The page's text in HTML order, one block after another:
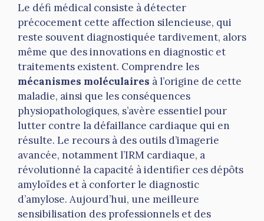
Le défi médical consiste à détecter
précocement cette affection silencieuse, qui
reste souvent diagnostiquée tardivement, alors
même que des innovations en diagnostic et
traitements existent. Comprendre les
mécanismes moléculaires à l’origine de cette
maladie, ainsi que les conséquences
physiopathologiques, s’avère essentiel pour
lutter contre la défaillance cardiaque qui en
résulte. Le recours à des outils d’imagerie
avancée, notamment l’IRM cardiaque, a
révolutionné la capacité à identifier ces dépôts
amyloïdes et à conforter le diagnostic
d’amylose. Aujourd’hui, une meilleure
sensibilisation des professionnels et des